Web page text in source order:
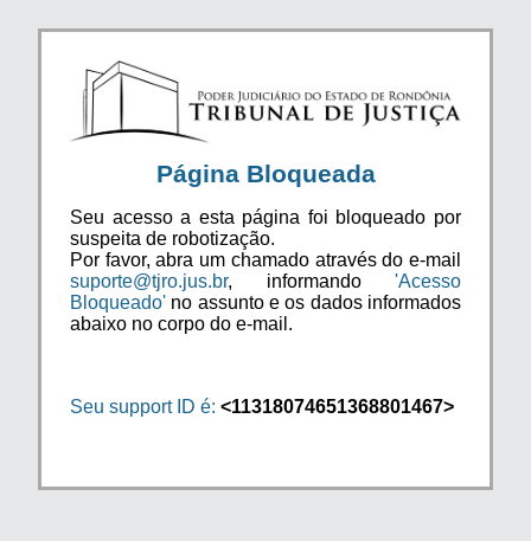
Página Bloqueada
Seu acesso a esta página foi bloqueado por
suspeita de robotização.
Por favor, abra um chamado através do e-mail
suporte@tjro.jus.br, informando 'Acesso
Bloqueado' no assunto e os dados informados
abaixo no corpo do e-mail.
Seu support ID é: <11318074651368801467>